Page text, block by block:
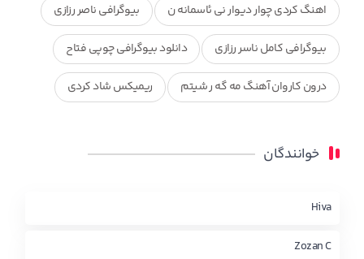
اهنگ کردی چوار دیوار نی ئاسمانه ن بیوگرافی ناصر رزازی
بیوگرافی کامل ناسر رزازی دانلود بیوگرافی چوپی فتاح
درون کاروان آهنگ مه گه ر شیتم ریمیکس شاد کردی
محمد جزا
چاو من
خوانندگان
Hiva
Zozan C